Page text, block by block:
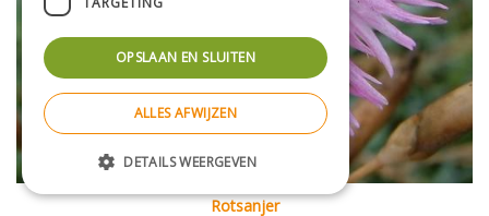
Rotsanjer
OPSLAAN EN SLUITEN
ALLES AFWIJZEN
DETAILS WEERGEVEN